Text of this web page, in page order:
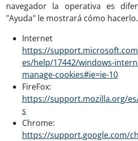
navegador la operativa es
"Ayuda" le mostrará cómo hacerlo.
Internet
https://
es/help/17442/windows-
manage-cookies#ie=ie-10
FireFox:
https://support.mozilla.org/
s
Chrome:
https://support.google.com/